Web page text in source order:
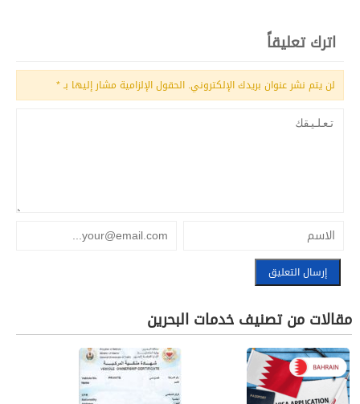
اترك تعليقاً
لن يتم نشر عنوان بريدك الإلكتروني. الحقول الإلزامية مشار إليها بـ*
مقالات من تصنيف خدمات البحرين